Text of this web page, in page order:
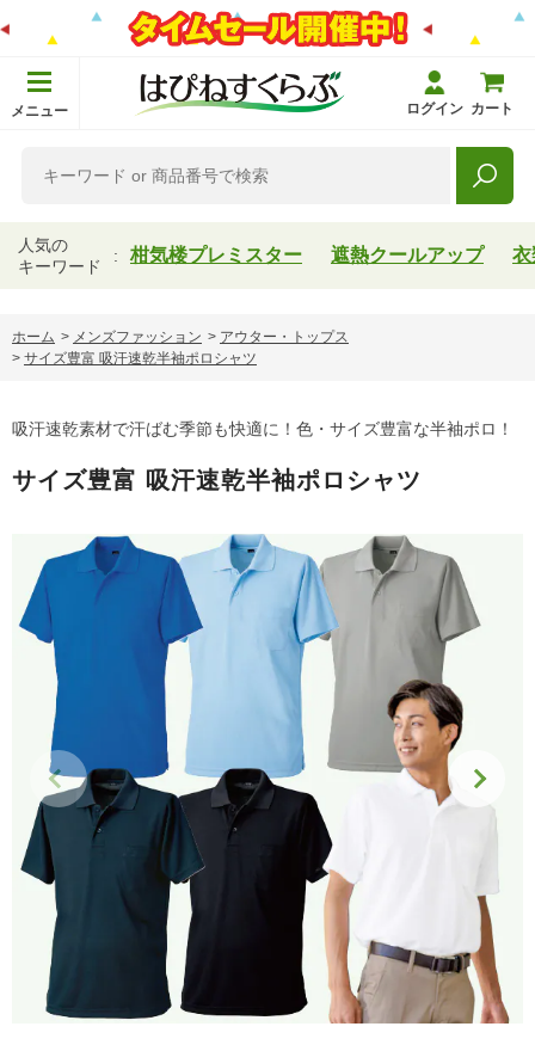
メニュー ログイン カート
人気の
キーワード
柑気楼プレミスター 遮熱クールアップ 衣
ホーム > メンズファッション > アウター・トップス
> サイズ豊富 吸汗速乾半袖ポロシャツ
吸汗速乾素材で汗ばむ季節も快適に！色・サイズ豊富な半袖ポロ！
サイズ豊富 吸汗速乾半袖ポロシャツ